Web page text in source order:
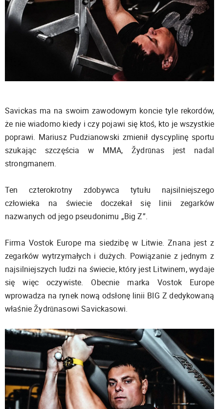
Savickas ma na swoim zawodowym koncie tyle rekordów,
że nie wiadomo kiedy i czy pojawi się ktoś, kto je wszystkie
poprawi. Mariusz Pudzianowski zmienił dyscyplinę sportu
szukając szczęścia w MMA, Žydrūnas jest nadal
strongmanem.
Ten czterokrotny zdobywca tytułu najsilniejszego
człowieka na świecie doczekał się linii zegarków
nazwanych od jego pseudonimu „Big Z”.
Firma Vostok Europe ma siedzibę w Litwie. Znana jest z
zegarków wytrzymałych i dużych. Powiązanie z jednym z
najsilniejszych ludzi na świecie, który jest Litwinem, wydaje
się więc oczywiste. Obecnie marka Vostok Europe
wprowadza na rynek nową odsłonę linii BIG Z dedykowaną
właśnie Žydrūnasowi Savickasowi.